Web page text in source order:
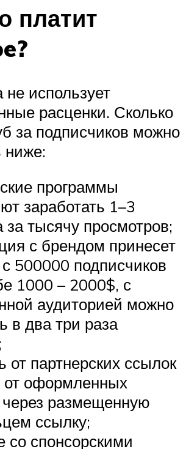
платит
использует
расценки. Сколько
за подписчиков можно
ниже:
программы
заработать 1–3
за тысячу просмотров;
с брендом принесет
с 500000 подписчиков
1000 – 2000$, с
аудиторией можно
в два три раза
от партнерских ссылок
от оформленных
через размещенную
ссылку;
со спонсорскими